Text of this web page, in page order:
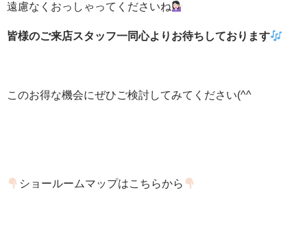
遠慮なくおっしゃってくださいね
皆様のご来店スタッフ一同心よりお待ちしております
このお得な機会にぜひご検討してみてください(^^ゞ
ショールームマップはこちらから